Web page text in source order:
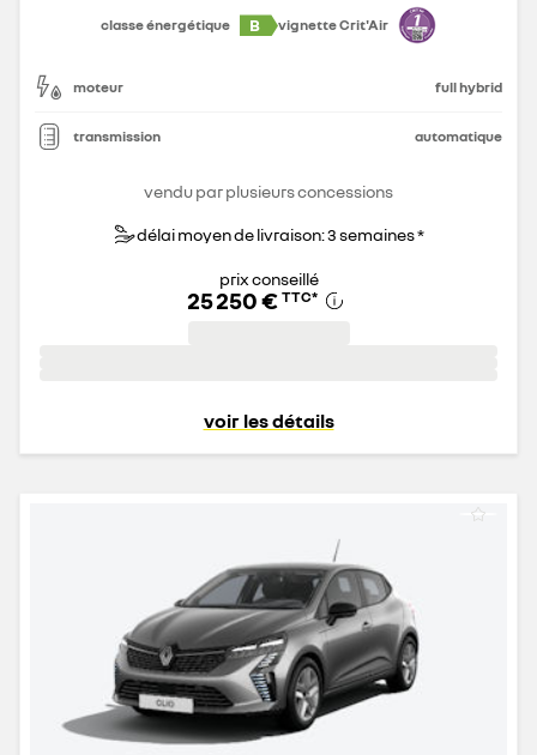
classe énergétique
B vignette Crit'Air
moteur full hybrid
transmission automatique
vendu par plusieurs concessions
délai moyen de livraison: 3 semaines *
prix conseillé
25 250 € TTC*
voir les détails